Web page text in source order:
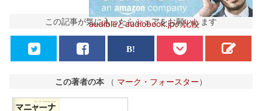
audibleとaudiobook.jpの比較
この記事が気に入ったらシェアをお願いします
この著者の本 （ マーク・フォースター）